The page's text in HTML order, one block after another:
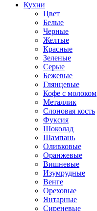
Кухни
Цвет
Белые
Черные
Желтые
Красные
Зеленые
Серые
Бежевые
Глянцевые
Кофе с молоком
Металлик
Слоновая кость
Фуксия
Шоколад
Шампань
Оливковые
Оранжевые
Вишневые
Изумрудные
Венге
Ореховые
Янтарные
Сиреневые